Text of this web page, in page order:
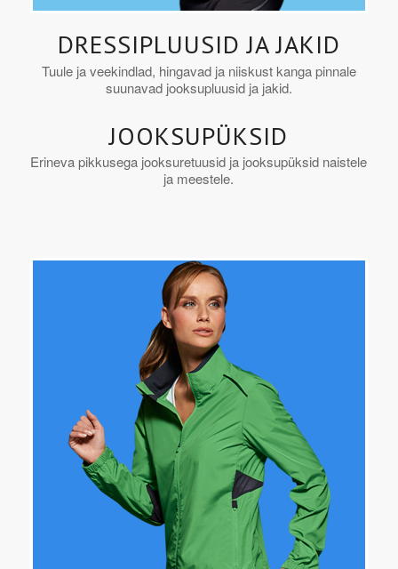
DRESSIPLUUSID JA JAKID
Tuule ja veekindlad, hingavad ja niiskust kanga pinnale
suunavad jooksupluusid ja jakid.
JOOKSUPÜKSID
Erineva pikkusega jooksuretuusid ja jooksupüksid naistele
ja meestele.